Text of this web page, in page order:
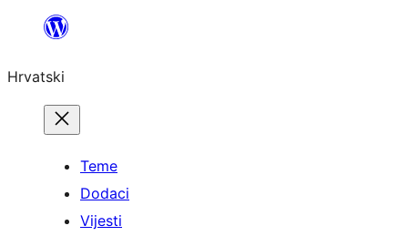
Skoči
sadržaja
Hrvatski
Teme
Dodaci
Vijesti